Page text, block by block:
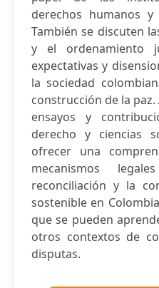
derechos humanos
También se discuten
y el ordenamiento
expectativas y
la sociedad
construcción de la
ensayos y
derecho y ciencias
ofrecer una
mecanismos
reconciliación y la
sostenible en
que se pueden
otros contextos de
disputas.